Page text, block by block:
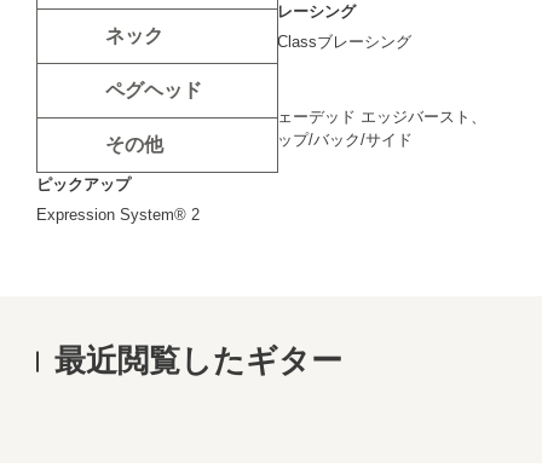
ネック
ペグヘッド
その他
シェイプ
Grand Auditorium
ブレーシング
C-Classブレーシング
カッタウェイ
ヴェネチアン・カッタウェイ
シェーデッド エッジバースト、
トップ/バック/サイド
ピックアップ
Expression System® 2
最近閲覧したギター